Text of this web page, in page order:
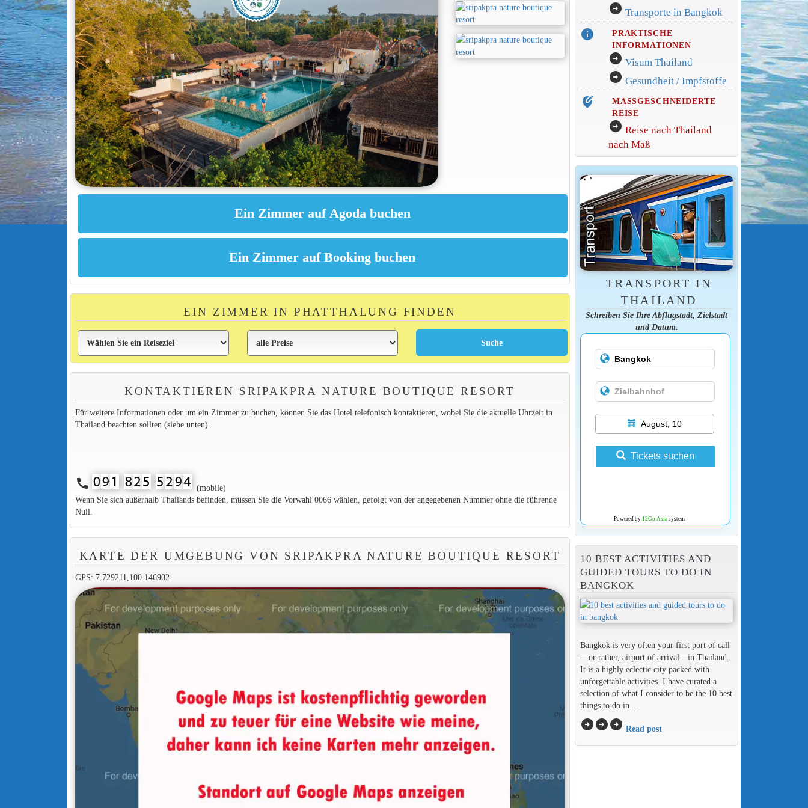
EIN ZIMMER IN PHATTHALUNG FINDEN
KONTAKTIEREN SRIPAKPRA NATURE BOUTIQUE RESORT
Für weitere Informationen oder um ein Zimmer zu buchen, können Sie das Hotel telefonisch kontaktieren, wobei Sie die aktuelle Uhrzeit in
Thailand beachten sollten (siehe unten).
call
(mobile)
Wenn Sie sich außerhalb Thailands befinden, müssen Sie die Vorwahl 0066 wählen, gefolgt von der angegebenen Nummer ohne die führende
Null.
KARTE DER UMGEBUNG VON SRIPAKPRA NATURE BOUTIQUE RESORT
GPS: 7.729211,100.146902
arrow_circle_right Transporte in Bangkok
info
PRAKTISCHE
INFORMATIONEN
arrow_circle_right Visum Thailand
arrow_circle_right Gesundheit / Impfstoffe
edit_location_alt
MASSGESCHNEIDERTE
REISE
arrow_circle_right Reise nach Thailand
nach Maß
TRANSPORT IN
THAILAND
Schreiben Sie Ihre Abflugstadt, Zielstadt
und Datum.
August, 10
Tickets suchen
Powered by 12Go Asiasystem
10 BEST ACTIVITIES AND
GUIDED TOURS TO DO IN
BANGKOK
Bangkok is very often your first port of call
—or rather, airport of arrival—in Thailand.
It is a highly eclectic city packed with
unforgettable activities. I have curated a
selection of what I consider to be the 10 best
things to do in...
arrow_circle_rightarrow_circle_rightarrow_circle_right Read post